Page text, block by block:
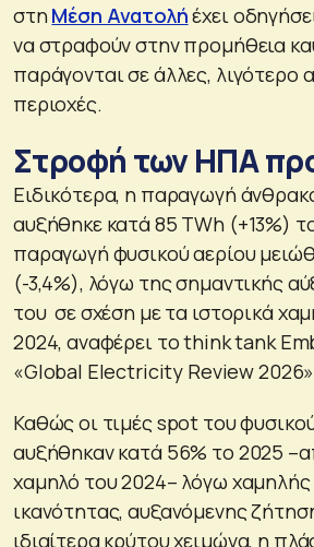
στηΜέση Ανατολήέχει
να στραφούν στην προμήθεια
παράγονται σε άλλες, λιγότερο
περιοχές.
Στροφή των ΗΠΑ
Ειδικότερα, η παραγωγή
αυξήθηκε κατά 85 TWh (+13%)
παραγωγή φυσικού αερίου
(-3,4%), λόγω της σημαντικής
του σε σχέση με τα ιστορικά
2024, αναφέρει το think tank
«Global Electricity Review
Καθώς οι τιμές spot του
αυξήθηκαν κατά 56% το 2025
χαμηλό του 2024– λόγω
ικανότητας, αυξανόμενης
ιδιαίτερα κρύτου χειμώνα, η